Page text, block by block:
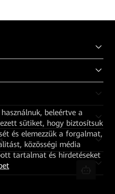
beleértve a
sütiket, hogy biztosítsuk
és elemezzük a forgalmat,
közösségi média
tartalmat és hirdetéseket